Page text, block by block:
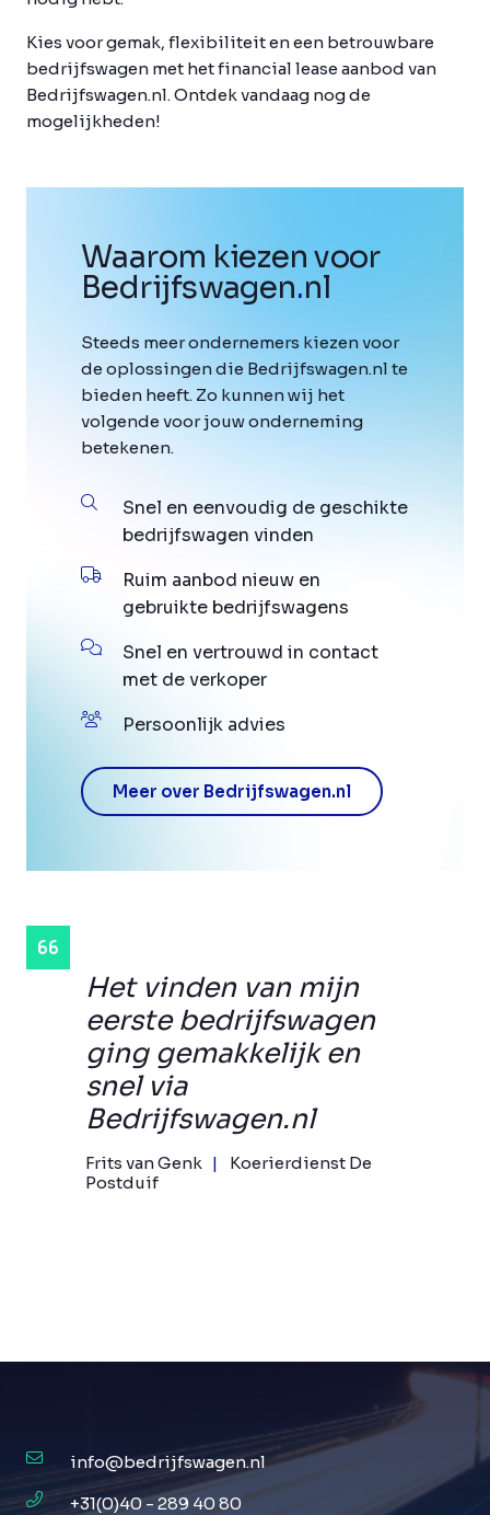
Kies voor gemak, flexibiliteit en een betrouwbare
bedrijfswagen met het financial lease aanbod van
Bedrijfswagen.nl. Ontdek vandaag nog de
mogelijkheden!
Het vinden van mijn
eerste bedrijfswagen
ging gemakkelijk en
snel via
Bedrijfswagen.nl
Frits van Genk
Koerierdienst De
Postduif
Waarom kiezen voor
Bedrijfswagen.nl
Steeds meer ondernemers kiezen voor
de oplossingen die Bedrijfswagen.nl te
bieden heeft. Zo kunnen wij het
volgende voor jouw onderneming
betekenen.
Snel en eenvoudig de geschikte
bedrijfswagen vinden
Ruim aanbod nieuw en
gebruikte bedrijfswagens
Snel en vertrouwd in contact
met de verkoper
Persoonlijk advies
Meer over Bedrijfswagen.nl
info@bedrijfswagen.nl
+31(0)40 - 289 40 80